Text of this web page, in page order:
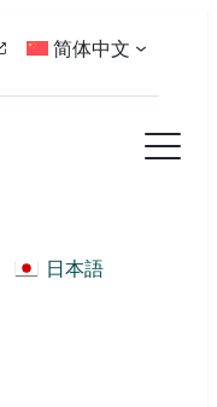
简体中文
日本語